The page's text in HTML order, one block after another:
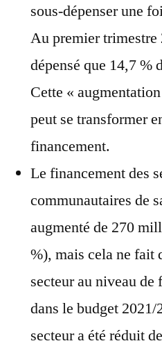
sous-dépenser une
Au premier trimestre
dépensé que 14,7 %
Cette «
peut se transformer
financement.
Le financement des
communautaires de
augmenté de 270
%), mais cela ne fait
secteur au niveau
dans le budget
secteur a été réduit